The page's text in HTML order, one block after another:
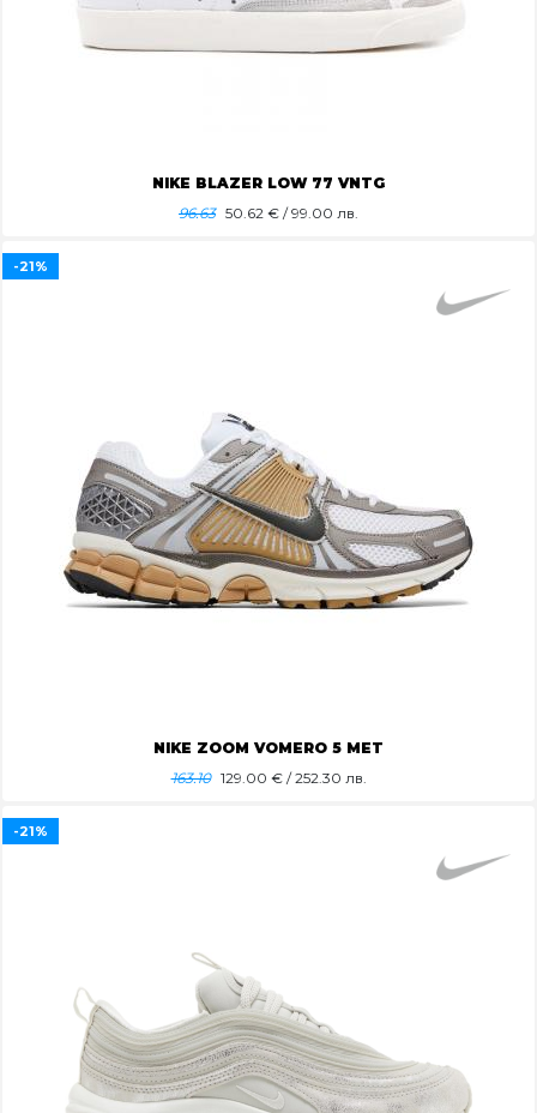
NIKE BLAZER LOW 77 VNTG
96.63 50.62 € / 99.00 лв.
NIKE ZOOM VOMERO 5 MET
163.10 129.00 € / 252.30 лв.
-21%
-21%